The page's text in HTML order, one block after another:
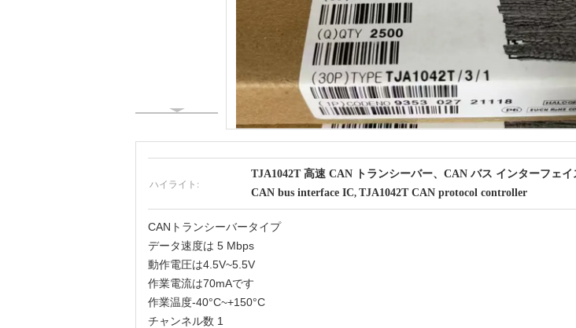
ハイライト:
TJA1042T 高速 CAN トランシーバー、CAN バス インターフェ
CAN bus interface IC, TJA1042T CAN protocol controller
CANトランシーバータイプ
データ速度は 5 Mbps
動作電圧は4.5V~5.5V
作業電流は70mAです
作業温度-40°C~+150°C
チャンネル数 1